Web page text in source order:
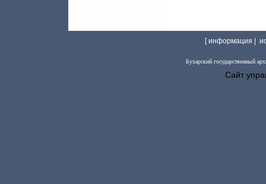
[ информация |
Бухарский государственный
Сайт